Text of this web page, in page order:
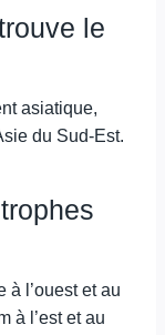
le
asiatique,
du Sud-Est.
à l’ouest et au
à l’est et au